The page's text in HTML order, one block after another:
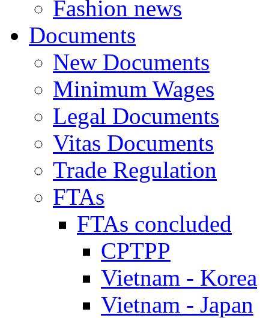
Fashion news
Documents
New Documents
Minimum Wages
Legal Documents
Vitas Documents
Trade Regulation
FTAs
FTAs concluded
CPTPP
Vietnam - Korea
Vietnam - Japan